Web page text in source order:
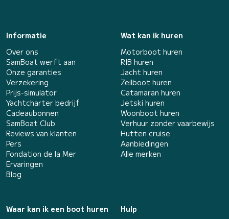
Informatie
Over ons
SamBoat werft aan
Onze garanties
Verzekering
Prijs-simulator
Yachtcharter bedrijf
Cadeaubonnen
SamBoat Club
Reviews van klanten
Pers
Fondation de la Mer
Ervaringen
Blog
Wat kan ik huren
Motorboot huren
RIB huren
Jacht huren
Zeilboot huren
Catamaran huren
Jetski huren
Woonboot huren
Verhuur zonder vaarbewijs
Hutten cruise
Aanbiedingen
Alle merken
Waar kan ik een boot huren
Hulp